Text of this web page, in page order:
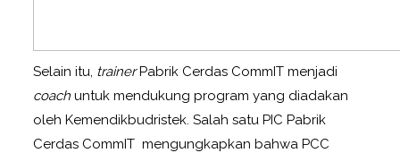
Selain itu, trainerPabrik Cerdas CommIT menjadi
coach untuk mendukung program yang diadakan
oleh Kemendikbudristek. Salah satu PIC Pabrik
Cerdas CommIT mengungkapkan bahwa PCC